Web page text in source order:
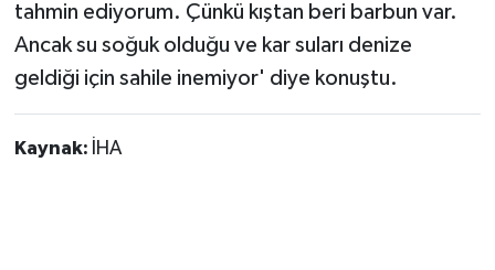
tahmin ediyorum. Çünkü kıştan beri barbun var.
Ancak su soğuk olduğu ve kar suları denize
geldiği için sahile inemiyor' diye konuştu.
Kaynak: İHA